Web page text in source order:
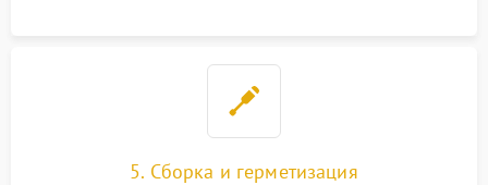
5. Сборка и герметизация